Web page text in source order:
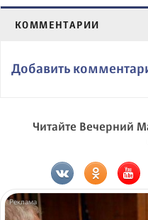
КОММЕНТАРИИ
Добавить
Читайте Вечерний